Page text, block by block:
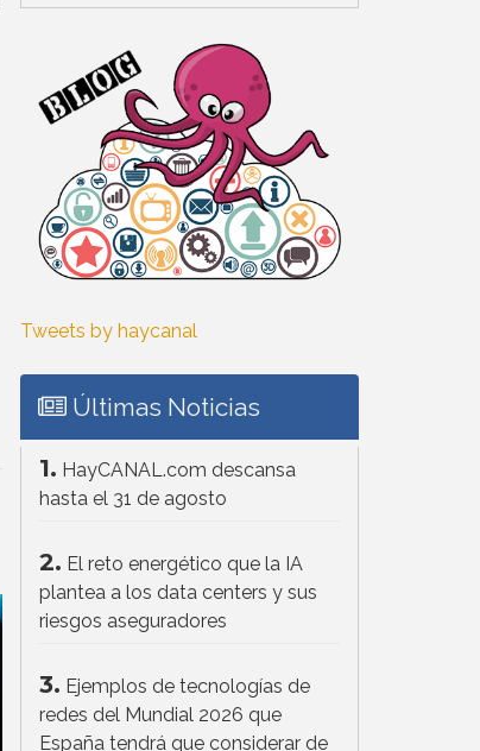
Tweets by haycanal
Últimas Noticias
1. HayCANAL.com descansa
hasta el 31 de agosto
2. El reto energético que la IA
plantea a los data centers y sus
riesgos aseguradores
3. Ejemplos de tecnologías de
redes del Mundial 2026 que
España tendrá que considerar de